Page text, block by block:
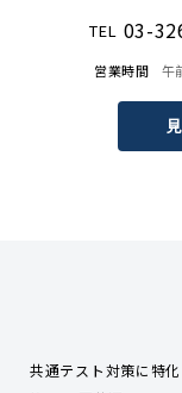
TEL 03-
営業時間 午
共通テスト対策に特